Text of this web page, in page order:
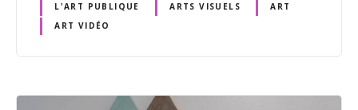
L'ART PUBLIQUE ARTS VISUELS
ART
ART VIDÉO